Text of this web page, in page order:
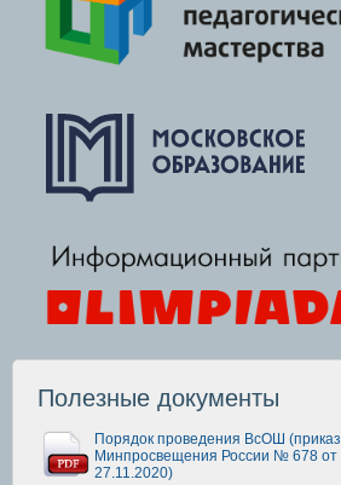
Полезные документы
Порядок проведения ВсОШ (приказ
Минпросвещения России № 678 от
27.11.2020)